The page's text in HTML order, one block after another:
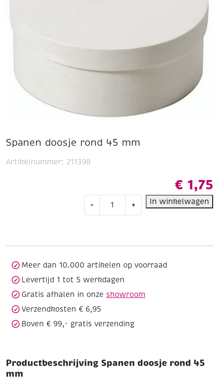
Spanen doosje rond 45 mm
€ 1,75
- + In winkelwagen
Artikelnummer: 211398
Meer dan 10.000 artikelen op voorraad
Levertijd 1 tot 5 werkdagen
Gratis afhalen in onze showroom
Verzendkosten € 6,95
Boven € 99,- gratis verzending
Productbeschrijving Spanen doosje rond 45
mm